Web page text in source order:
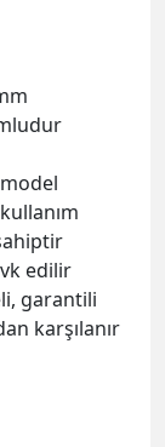
edilir
garantili
karşılanır